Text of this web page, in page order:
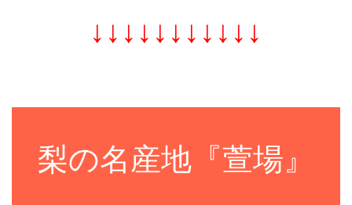
↓↓↓↓↓↓↓↓↓↓↓
梨の名産地『萱場』